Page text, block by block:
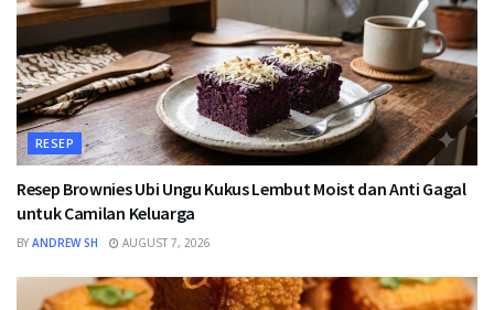
RESEP
Resep Brownies Ubi Ungu Kukus Lembut Moist dan Anti Gagal
untuk Camilan Keluarga
BY ANDREW SH AUGUST 7, 2026